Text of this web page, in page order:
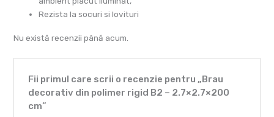
Rezista la socuri si lovituri
Nu există recenzii până acum.
Fii primul care scrii o recenzie pentru „Brau
decorativ din polimer rigid B2 – 2.7×2.7×200
cm”